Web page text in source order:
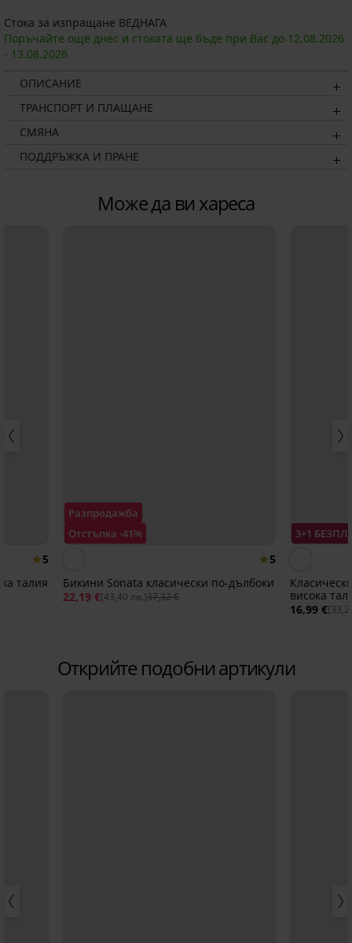
Стока за изпращане ВЕДНАГА
Поръчайте още днес и стоката ще бъде при Вас до 12.08.2026
- 13.08.2026
ОПИСАНИЕ
ТРАНСПОРТ И ПЛАЩАНЕ
СМЯНА
ПОДДРЪЖКА И ПРАНЕ
Може да ви хареса
5
талия
Разпродажба
Отстъпка -41%
5
Бикини Sonata класически по-дълбоки
22,19 €(43,40 лв.)37,32 €
3+1
висока
16,99 €
Открийте подобни артикули